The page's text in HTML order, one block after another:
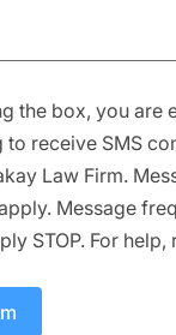
the box, you are
to receive SMS
Law Firm.
Message
STOP. For help,